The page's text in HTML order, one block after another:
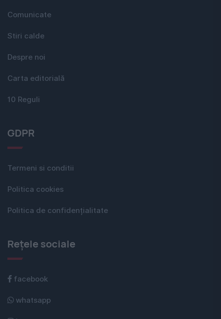
Comunicate
Stiri calde
Despre noi
Carta editorială
10 Reguli
GDPR
Termeni si conditii
Politica cookies
Politica de confidențialitate
Rețele sociale
facebook
whatsapp